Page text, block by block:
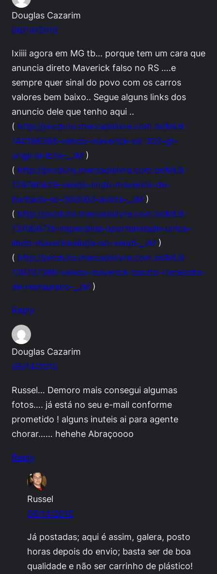
Douglas Cazarim
06/14/2010
Ixiiii agora em MG tb… porque tem um cara que
anuncia direto Maverick falso no RS ….e
sempre quer sinal do povo com os carros
valores bem baixo.. Segue alguns links dos
anuncio dele que tenho aqui ..
( http://produto.mercadolivre.com.br/MLB-
140186398-vendo-maverick-v8-302-gt-
original-lb5e-_JM )
( http://produto.mercadolivre.com.br/MLB-
129780429-vendo-lindo-maverick-de-
barbada-so-300000-avista-_JM )
( http://produto.mercadolivre.com.br/MLB-
137006716-imperdivel-oportunidade-unica-
lindo-maverickainda-no-vendi-_JM )
( http://produto.mercadolivre.com.br/MLB-
138707396-vendo-maverick-barato-necessita-
de-restauraco-_JM )
Reply
Douglas Cazarim
06/14/2010
Russel… Demoro mais consegui algumas
fotos…. já está no seu e-mail conforme
prometido ! alguns inuteis ai para agente
chorar…… hehehe Abraçoooo
Reply
Russel
06/14/2010
Já postadas; aqui é assim, galera, posto
horas depois do envio; basta ser de boa
qualidade e não ser carrinho de plástico!